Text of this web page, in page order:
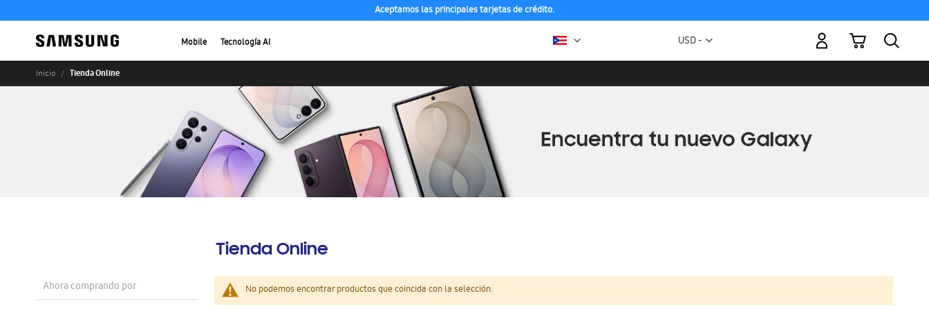
Aceptamos las principales tarjetas de crédito.
Mobile Tecnología AI Moneda
USD -
Mi carrito
Inicio Tienda Online
Tienda Online
No podemos encontrar productos que coincida con la selección.
Ahora comprando por